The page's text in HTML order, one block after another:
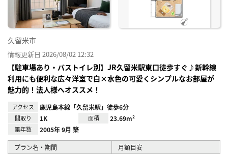
久留米市
情報更新日 2026/08/02 12:32
【駐車場あり・バストイレ別】JR久留米駅東口徒歩すぐ♪新幹線
利用にも便利な広々洋室で白×水色の可愛くシンプルなお部屋が
魅力的！法人様へオススメ！
アクセス 鹿児島本線「久留米駅」徒歩6分
間取り 1K 面積 23.69m²
築年数 2005年 9月 築
プラン名・期間
月額目安